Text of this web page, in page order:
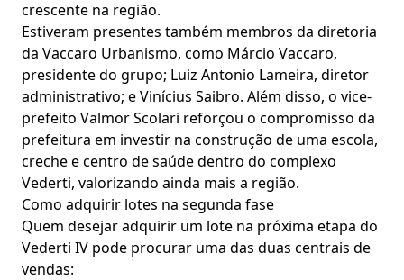
crescente na região.
Estiveram presentes também membros da diretoria
da Vaccaro Urbanismo, como Márcio Vaccaro,
presidente do grupo; Luiz Antonio Lameira, diretor
administrativo; e Vinícius Saibro. Além disso, o vice-
prefeito Valmor Scolari reforçou o compromisso da
prefeitura em investir na construção de uma escola,
creche e centro de saúde dentro do complexo
Vederti, valorizando ainda mais a região.
Como adquirir lotes na segunda fase
Quem desejar adquirir um lote na próxima etapa do
Vederti IV pode procurar uma das duas centrais de
vendas: